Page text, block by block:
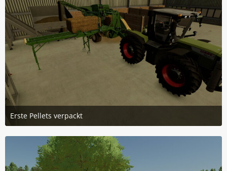
Erste Pellets verpackt
4. August 2025 um 11:28